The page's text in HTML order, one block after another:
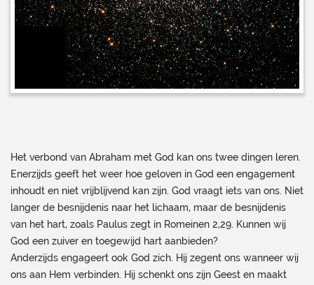
Het verbond van Abraham met God kan ons twee dingen leren.
Enerzijds geeft het weer hoe geloven in God een engagement
inhoudt en niet vrijblijvend kan zijn. God vraagt iets van ons. Niet
langer de besnijdenis naar het lichaam, maar de besnijdenis
van het hart, zoals Paulus zegt in Romeinen 2,29. Kunnen wij
God een zuiver en toegewijd hart aanbieden?
Anderzijds engageert ook God zich. Hij zegent ons wanneer wij
ons aan Hem verbinden. Hij schenkt ons zijn Geest en maakt